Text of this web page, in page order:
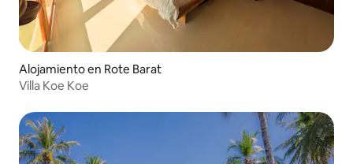
Alojamiento en Rote Barat
Villa Koe Koe